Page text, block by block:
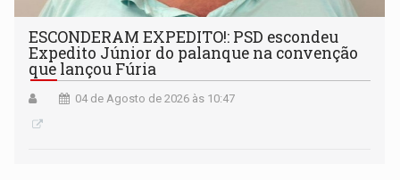
ESCONDERAM EXPEDITO!: PSD escondeu
Expedito Júnior do palanque na convenção
que lançou Fúria
04 de Agosto de 2026 às 10:47